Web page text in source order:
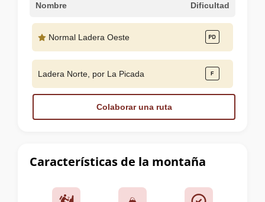
Características de la montaña
Nombre Dificultad
Normal Ladera Oeste
Ladera Norte, por La Picada
Colaborar una ruta